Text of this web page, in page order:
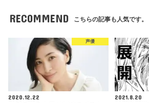
RECOMMEND こちらの記事も人気です。
声優
2020.12.22
2021.8.20